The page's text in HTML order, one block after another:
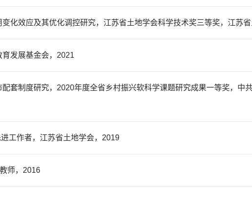
化效应及其优化调控研究，江苏省土地学会科学技术奖三等奖，江苏
发展基金会，2021
套制度研究，2020年度全省乡村振兴软科学课题研究成果一等奖，中
工作者，江苏省土地学会，2019
师，2016